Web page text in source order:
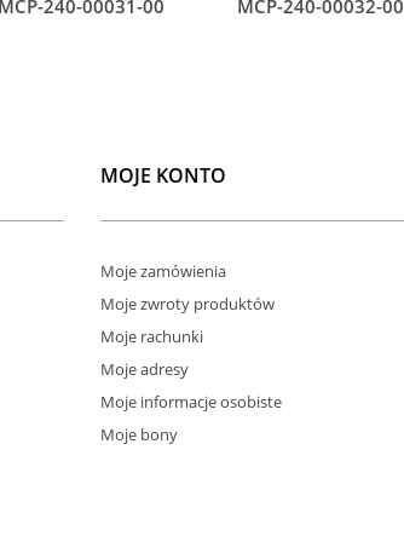
MCP-240-00031-00 MCP-240-00032-00
MOJE KONTO
Moje zamówienia
Moje zwroty produktów
Moje rachunki
Moje adresy
Moje informacje osobiste
Moje bony